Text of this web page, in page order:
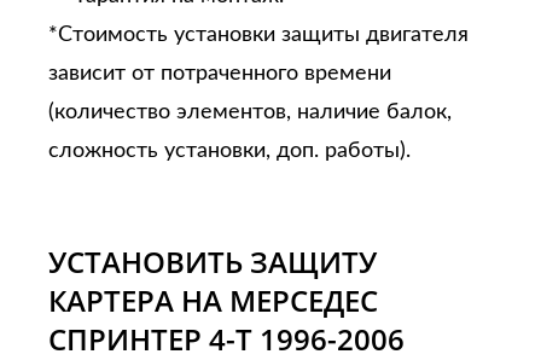
УСТАНОВИТЬ ЗАЩИТУ
КАРТЕРА НА МЕРСЕДЕС
СПРИНТЕР 4-Т 1996-2006
*Стоимость установки защиты двигателя
зависит от потраченного времени
(количество элементов, наличие балок,
сложность установки, доп. работы).